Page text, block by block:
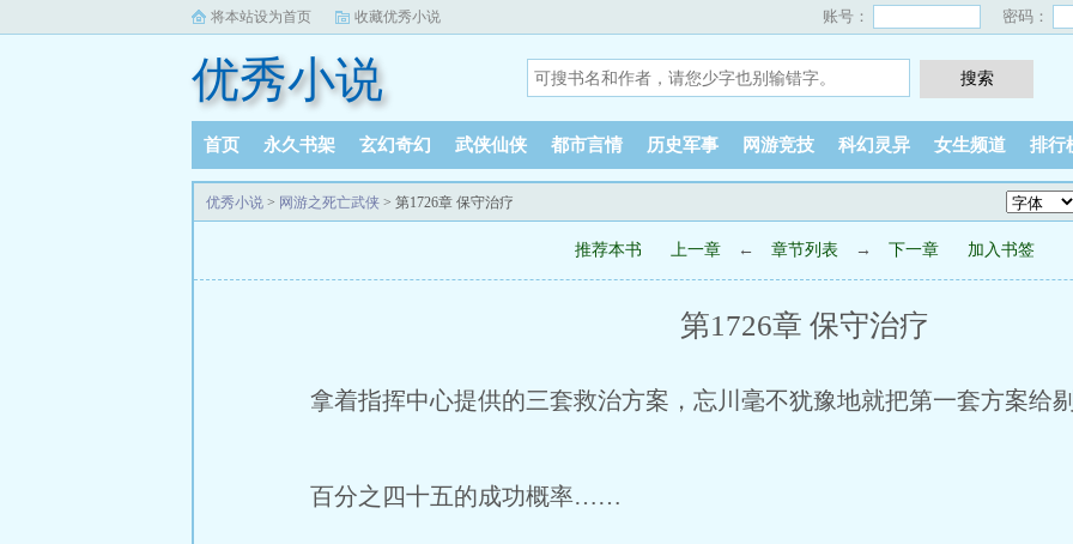
将本站设为首页 收藏优秀小说 账号： 密码：
优秀小说
首页 永久书架 玄幻奇幻 武侠仙侠 都市言情 历史军事 网游竞技 科幻灵异 女生频道 排行
优秀小说 > 网游之死亡武侠 > 第1726章 保守治疗
推荐本书 上一章 ← 章节列表 → 下一章 加入书签
第1726章 保守治疗
拿着指挥中心提供的三套救治方案，忘川毫不犹豫地就把第一套方案给剔
百分之四十五的成功概率……